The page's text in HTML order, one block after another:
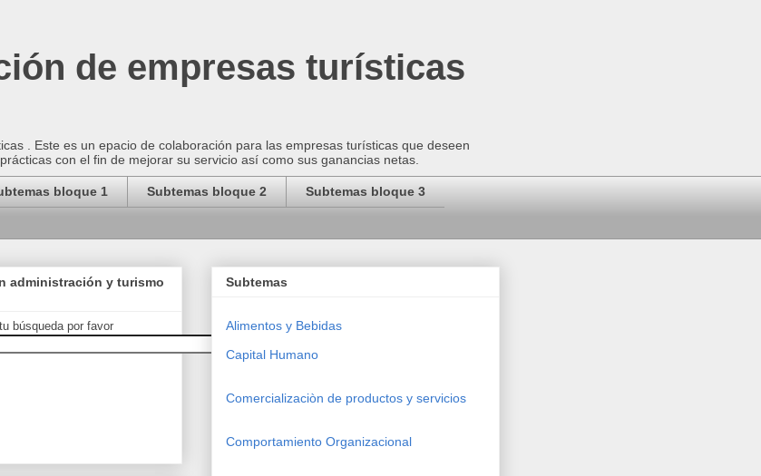
de empresas turísticas
. Este es un epacio de colaboración para las empresas turísticas que deseen
con el fin de mejorar su servicio así como sus ganancias netas.
bloque 1 Subtemas bloque 2 Subtemas bloque 3
administración y turismo
búsqueda por favor
Subtemas
Alimentos y Bebidas
Capital Humano
Comercializaciòn de productos y servicios
Comportamiento Organizacional